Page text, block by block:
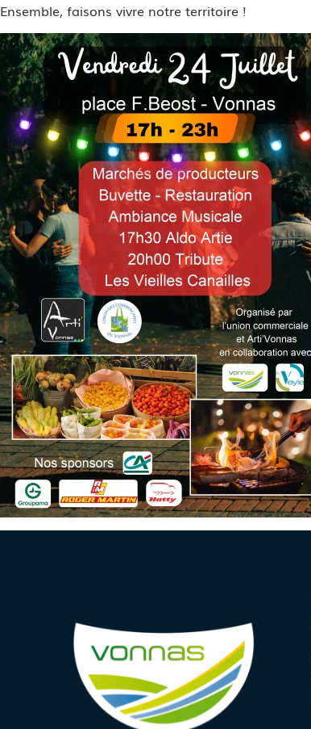
Ensemble, faisons vivre notre territoire !